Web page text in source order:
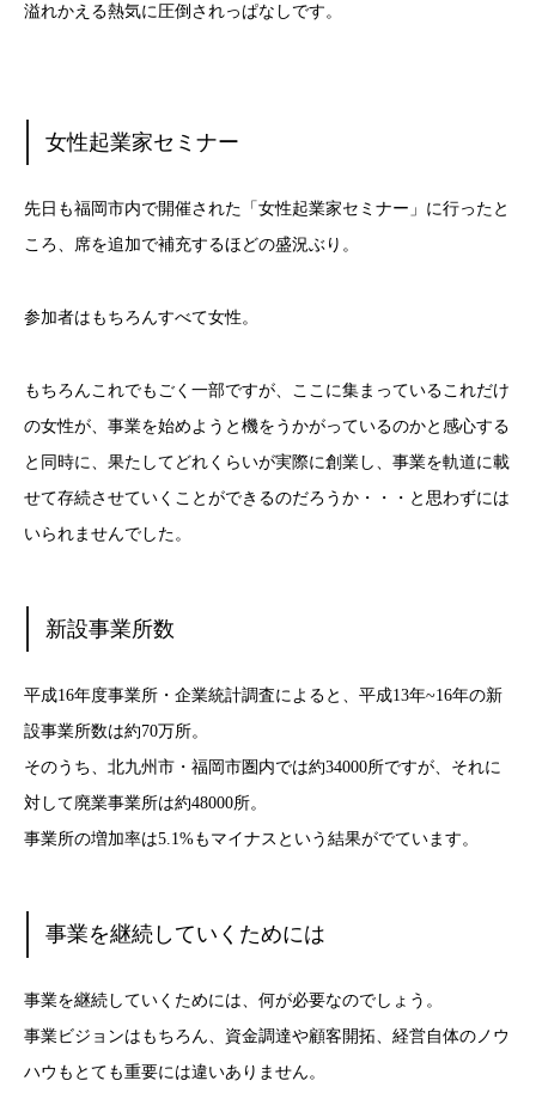
溢れかえる熱気に圧倒されっぱなしです。
女性起業家セミナー
先日も福岡市内で開催された「女性起業家セミナー」に行ったと
ころ、席を追加で補充するほどの盛況ぶり。
参加者はもちろんすべて女性。
もちろんこれでもごく一部ですが、ここに集まっているこれだけ
の女性が、事業を始めようと機をうかがっているのかと感心する
と同時に、果たしてどれくらいが実際に創業し、事業を軌道に載
せて存続させていくことができるのだろうか・・・と思わずには
いられませんでした。
新設事業所数
平成16年度事業所・企業統計調査によると、平成13年~16年の新
設事業所数は約70万所。
そのうち、北九州市・福岡市圏内では約34000所ですが、それに
対して廃業事業所は約48000所。
事業所の増加率は5.1%もマイナスという結果がでています。
事業を継続していくためには
事業を継続していくためには、何が必要なのでしょう。
事業ビジョンはもちろん、資金調達や顧客開拓、経営自体のノウ
ハウもとても重要には違いありません。